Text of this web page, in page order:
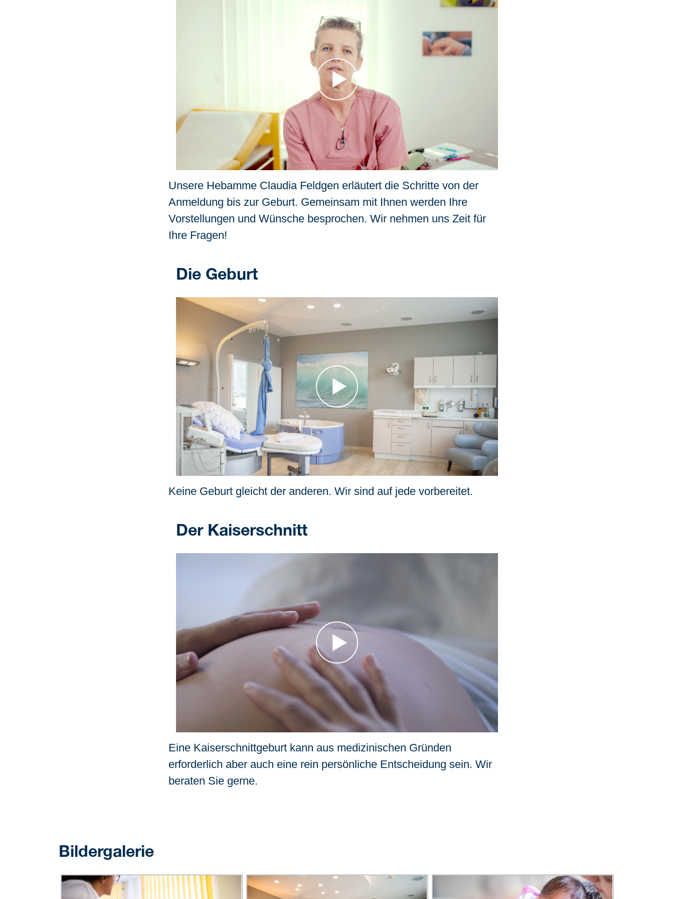
Unsere Hebamme Claudia Feldgen erläutert die Schritte von der
Anmeldung bis zur Geburt. Gemeinsam mit Ihnen werden Ihre
Vorstellungen und Wünsche besprochen. Wir nehmen uns Zeit für
Ihre Fragen!
Die Geburt
Keine Geburt gleicht der anderen. Wir sind auf jede vorbereitet.
Der Kaiserschnitt
Eine Kaiserschnittgeburt kann aus medizinischen Gründen
erforderlich aber auch eine rein persönliche Entscheidung sein. Wir
beraten Sie gerne.
Bildergalerie